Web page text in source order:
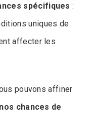
spécifiques :
uniques de
affecter les
pouvons affiner
chances de